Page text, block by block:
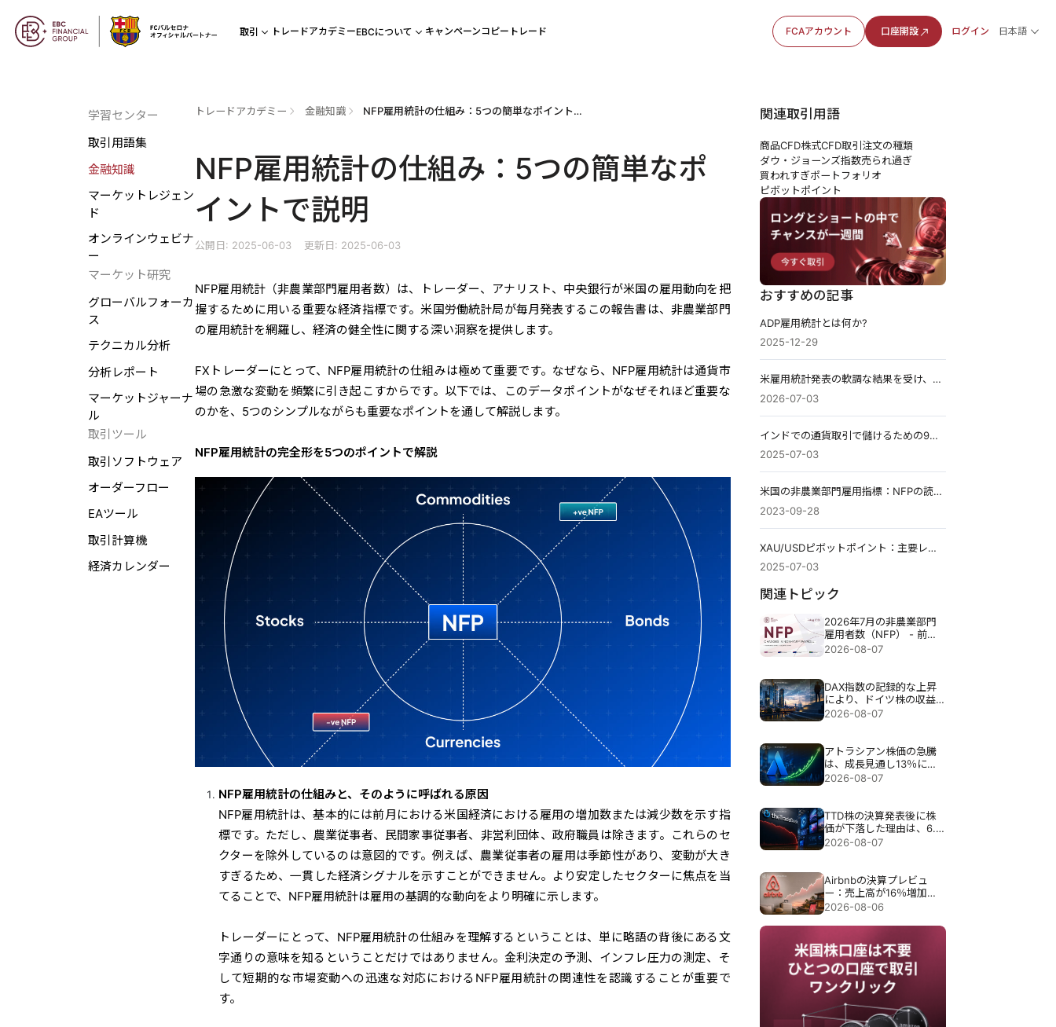
取引 トレードアカデミーEBCについて キャンペーンコピートレード FCAアカウント 口座開設 ログイン 日本語
学習センター
取引用語集
金融知識
マーケットレジェン
ド
オンラインウェビナ
ー
マーケット研究
グローバルフォーカ
ス
テクニカル分析
分析レポート
マーケットジャーナ
ル
取引ツール
取引ソフトウェア
オーダーフロー
EAツール
取引計算機
経済カレンダー
トレードアカデミー 金融知識 NFP雇用統計の仕組み：5つの簡単なポイントで説明
NFP雇用統計の仕組み：5つの簡単なポ
イントで説明
公開日: 2025-06-03 更新日: 2025-06-03
NFP雇用統計（非農業部門雇用者数）は、トレーダー、アナリスト、中央銀行が米国の雇用動向を把
握するために用いる重要な経済指標です。米国労働統計局が毎月発表するこの報告書は、非農業部門
の雇用統計を網羅し、経済の健全性に関する深い洞察を提供します。
FXトレーダーにとって、 NFP雇用統計の仕組みは極めて重要です。なぜなら、 NFP雇用統計は通貨市
場の急激な変動を頻繁に引き起こすからです。以下では、このデータポイントがなぜそれほど重要な
のかを、5つのシンプルながらも重要なポイントを通して解説します。
NFP雇用統計の完全形を5つのポイントで解説
NFP雇用統計の仕組みと、そのように呼ばれる原因
NFP雇用統計は、基本的には前月における米国経済における雇用の増加数または減少数を示す指
標です。ただし、農業従事者、民間家事従事者、非営利団体、政府職員は除きます。これらのセ
クターを除外しているのは意図的です。例えば、農業従事者の雇用は季節性があり、変動が大き
すぎるため、一貫した経済シグナルを示すことができません。より安定したセクターに焦点を当
てることで、NFP雇用統計は雇用の基調的な動向をより明確に示します。
トレーダーにとって、NFP雇用統計の仕組みを理解するということは、単に略語の背後にある文
字通りの意味を知るということだけではありません。金利決定の予測、インフレ圧力の測定、そ
して短期的な市場変動への迅速な対応におけるNFP雇用統計の関連性を認識することが重要で
す。
関連取引用語
商品CFD株式CFD取引注文の種類
ダウ・ジョーンズ指数売られ過ぎ
買われすぎポートフォリオ
ピボットポイント
おすすめの記事
ADP雇用統計とは何か?
2025-12-29
米雇用統計発表の軟調な結果を受け、金と銀のETFが上昇し、金属ETFへの注目が再び高まる。
2026-07-03
インドでの通貨取引で儲けるための9つのヒント
2025-07-03
米国の非農業部門雇用指標：NFPの読み方について詳しく解説し
2023-09-28
XAU/USDピボットポイント：主要レベルと取引戦略
2025-07-03
関連トピック
2026年7月の非農業部門
雇用者数（NFP） - 前
回：5万7千人 予測：8万
2026-08-07
DAX指数の記録的な上昇
により、ドイツ株の収益
目標が引き上げられる
2026-08-07
アトラシアン株価の急騰
は、成長見通し13％にも
かかわらず35％急騰し
2026-08-07
TTD株の決算発表後に株
価が下落した理由は、6.5
億ドル売上見通しで30％
2026-08-07
Airbnbの決算プレビュ
ー：売上高が16％増加し
ても、Airbnbの株価が下
2026-08-06